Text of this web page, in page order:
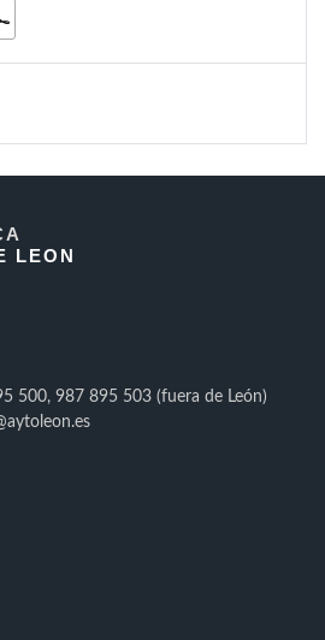
LEON
500, 987 895 503 (fuera de León)